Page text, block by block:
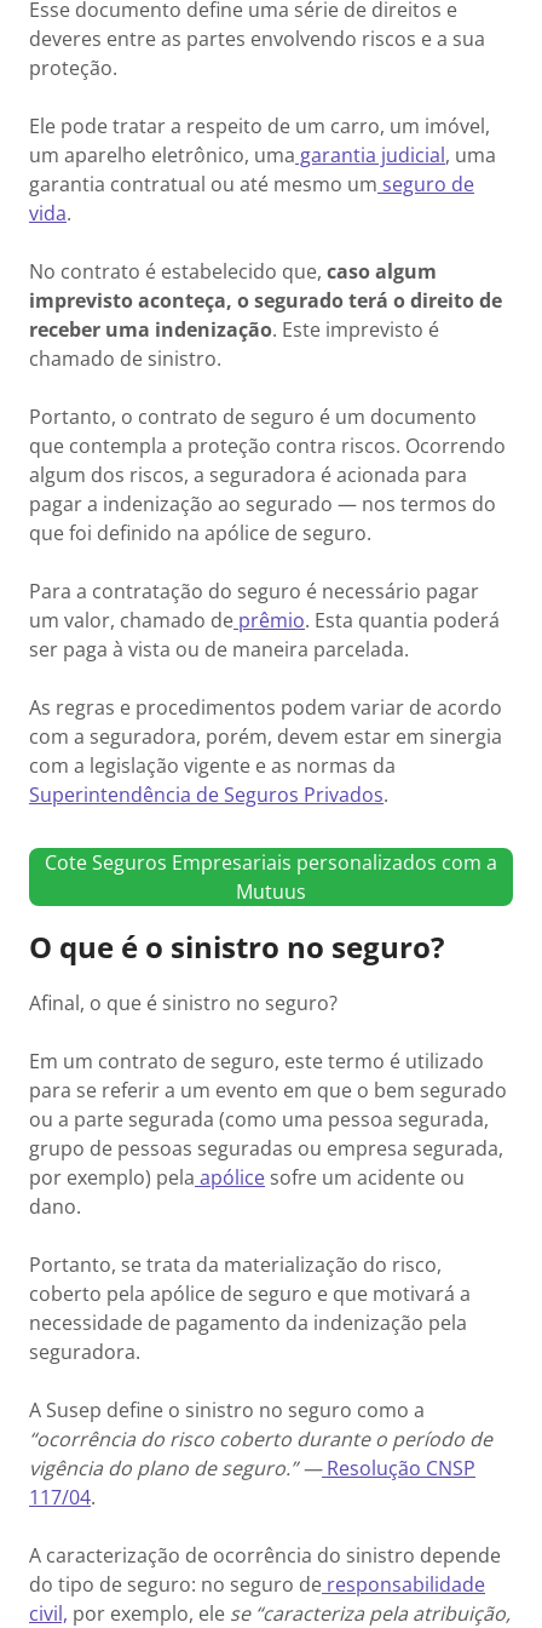
Esse documento define uma série de direitos e
deveres entre as partes envolvendo riscos e a sua
proteção.
Ele pode tratar a respeito de um carro, um imóvel,
um aparelho eletrônico, uma garantia judicial, uma
garantia contratual ou até mesmo um seguro de
vida.
No contrato é estabelecido que, caso algum
imprevisto aconteça, o segurado terá o direito de
receber uma indenização. Este imprevisto é
chamado de sinistro.
Portanto, o contrato de seguro é um documento
que contempla a proteção contra riscos. Ocorrendo
algum dos riscos, a seguradora é acionada para
pagar a indenização ao segurado — nos termos do
que foi definido na apólice de seguro.
Para a contratação do seguro é necessário pagar
um valor, chamado de prêmio. Esta quantia poderá
ser paga à vista ou de maneira parcelada.
As regras e procedimentos podem variar de acordo
com a seguradora, porém, devem estar em sinergia
com a legislação vigente e as normas da
Superintendência de Seguros Privados.
Cote Seguros Empresariais personalizados com a
Mutuus
O que é o sinistro no seguro?
Afinal, o que é sinistro no seguro?
Em um contrato de seguro, este termo é utilizado
para se referir a um evento em que o bem segurado
ou a parte segurada (como uma pessoa segurada,
grupo de pessoas seguradas ou empresa segurada,
por exemplo) pela apólice sofre um acidente ou
dano.
Portanto, se trata da materialização do risco,
coberto pela apólice de seguro e que motivará a
necessidade de pagamento da indenização pela
seguradora.
A Susep define o sinistro no seguro como a
“ocorrência do risco coberto durante o período de
vigência do plano de seguro.” — Resolução CNSP
117/04.
A caracterização de ocorrência do sinistro depende
do tipo de seguro: no seguro de responsabilidade
civil, por exemplo, ele se “caracteriza pela atribuição,